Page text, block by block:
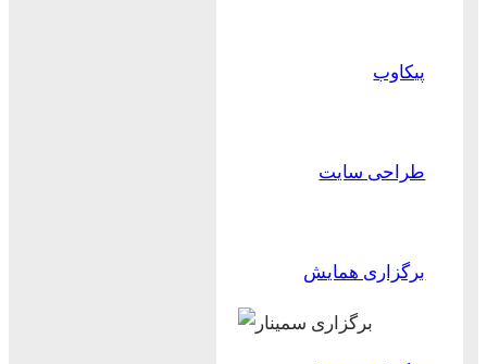
پیکاوب
طراحی سایت
برگزاری همایش